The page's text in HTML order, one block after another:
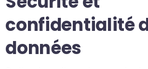
confidentialité
données